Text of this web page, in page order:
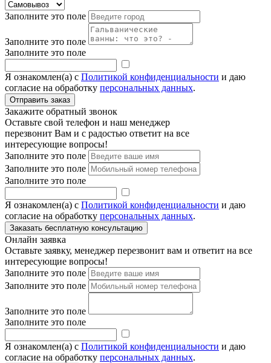
Заполните это поле
Заполните это поле
Заполните это поле
Я ознакомлен(а) с Политикой конфиденциальности и даю
согласие на обработку персональных данных.
Закажите обратный звонок
Оставьте свой телефон и наш менеджер
перезвонит Вам и с радостью ответит на все
интересующие вопросы!
Заполните это поле
Заполните это поле
Заполните это поле
Я ознакомлен(а) с Политикой конфиденциальности и даю
согласие на обработку персональных данных.
Онлайн заявка
Оставьте заявку, менеджер перезвонит вам и ответит на все
интересующие вопросы!
Заполните это поле
Заполните это поле
Заполните это поле
Заполните это поле
Я ознакомлен(а) с Политикой конфиденциальности и даю
согласие на обработку персональных данных.